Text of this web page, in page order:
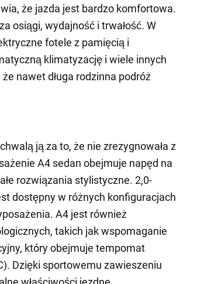
że jazda jest bardzo komfortowa.
osiągi, wydajność i trwałość. W
fotele z pamięcią i
klimatyzację i wiele innych
nawet długa rodzinna podróż
ją za to, że nie zrezygnowała z
A4 sedan obejmuje napęd na
rozwiązania stylistyczne. 2,0-
dostępny w różnych konfiguracjach
A4 jest również
takich jak wspomaganie
który obejmuje tempomat
Dzięki sportowemu zawieszeniu